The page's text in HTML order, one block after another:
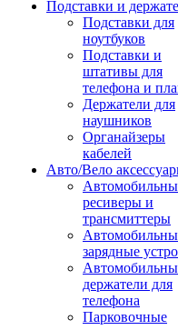
Подставки и
Подставки для
ноутбуков
Подставки и
штативы для
телефона и
Держатели для
наушников
Органайзеры
кабелей
Авто/Вело
ресиверы и
трансмиттеры
зарядные
держатели для
телефона
Парковочные